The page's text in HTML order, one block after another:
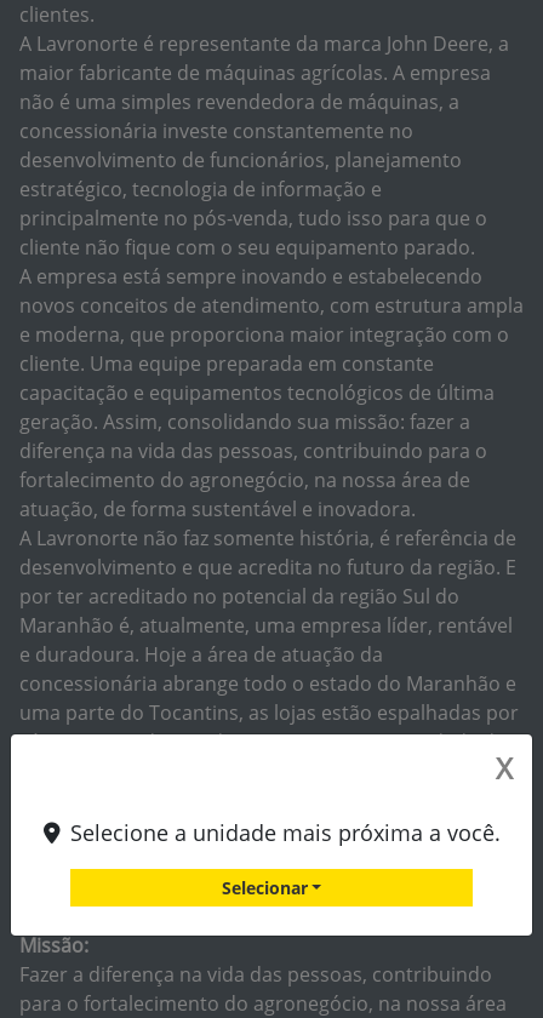
clientes.
A Lavronorte é representante da marca John Deere, a
maior fabricante de máquinas agrícolas. A empresa
não é uma simples revendedora de máquinas, a
concessionária investe constantemente no
desenvolvimento de funcionários, planejamento
estratégico, tecnologia de informação e
principalmente no pós-venda, tudo isso para que o
cliente não fique com o seu equipamento parado.
A empresa está sempre inovando e estabelecendo
novos conceitos de atendimento, com estrutura ampla
e moderna, que proporciona maior integração com o
cliente. Uma equipe preparada em constante
capacitação e equipamentos tecnológicos de última
geração. Assim, consolidando sua missão: fazer a
diferença na vida das pessoas, contribuindo para o
fortalecimento do agronegócio, na nossa área de
atuação, de forma sustentável e inovadora.
A Lavronorte não faz somente história, é referência de
desenvolvimento e que acredita no futuro da região. E
por ter acreditado no potencial da região Sul do
Maranhão é, atualmente, uma empresa líder, rentável
e duradoura. Hoje a área de atuação da
concessionária abrange todo o estado do Maranhão e
uma parte do Tocantins, as lojas estão espalhadas por
várias partes do estado, com sua Matriz na cidade de
Inês -MA, todas com instalações modernas e serviços
clientes e de toda a região.
Missão:
Fazer a diferença na vida das pessoas, contribuindo
para o fortalecimento do agronegócio, na nossa área
X
Selecione a unidade mais próxima a você.
Selecionar